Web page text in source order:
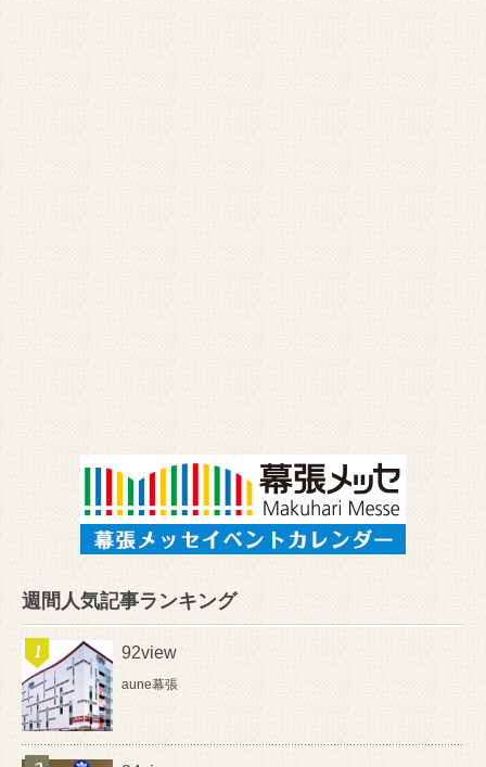
週間人気記事ランキング
92view
aune幕張